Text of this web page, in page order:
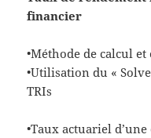
financier
•Méthode de calcul et
•Utilisation du «
TRIs
•Taux actuariel